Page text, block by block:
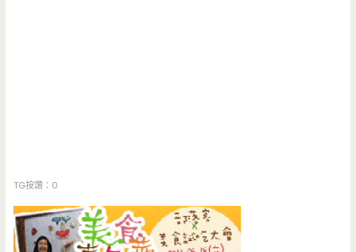
TG按讚：0